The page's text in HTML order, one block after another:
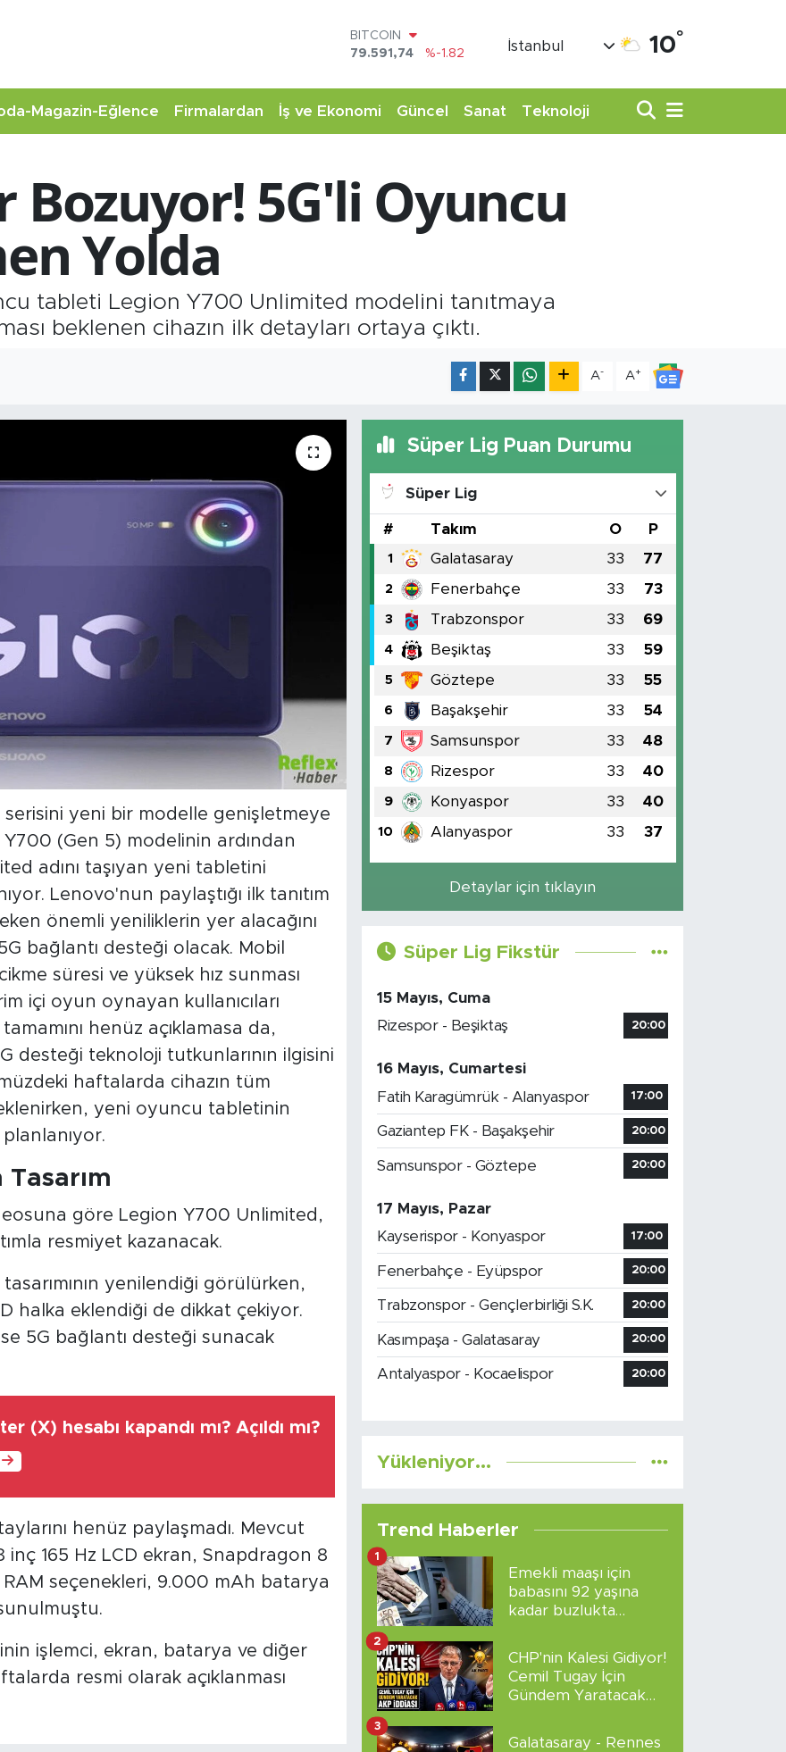
79.591,74
DOLAR
53,38690
%0.19
BİST100
14.598,00
%0
İstanbul 10°
Magazin-Eğlence Firmalardan İş ve Ekonomi Güncel Sanat Teknoloji
Bozuyor! 5G'li Oyuncu
Yolda
tableti Legion Y700 Unlimited modelini tanıtmaya
beklenen cihazın ilk detayları ortaya çıktı.
A- A+
yeni bir modelle genişletmeye
Y700 (Gen 5) modelinin ardından
adını taşıyan yeni tabletini
Lenovo'nun paylaştığı ilk tanıtım
önemli yeniliklerin yer alacağını
bağlantı desteği olacak. Mobil
süresi ve yüksek hız sunması
içi oyun oynayan kullanıcıları
henüz açıklamasa da,
desteği teknoloji tutkunlarının ilgisini
haftalarda cihazın tüm
yeni oyuncu tabletinin
göre Legion Y700 Unlimited,
resmiyet kazanacak.
yenilendiği görülürken,
halka eklendiği de dikkat çekiyor.
5G bağlantı desteği sunacak
(X) hesabı kapandı mı? Açıldı mı?
henüz paylaşmadı. Mevcut
165 Hz LCD ekran, Snapdragon 8
RAM seçenekleri, 9.000 mAh batarya
işlemci, ekran, batarya ve diğer
resmi olarak açıklanması
Süper Lig Puan Durumu
Süper Lig
# Takım O P
1 Galatasaray 33 77
2 Fenerbahçe 33 73
3 Trabzonspor 33 69
4 Beşiktaş 33 59
5 Göztepe 33 55
6 Başakşehir 33 54
7 Samsunspor 33 48
8 Rizespor 33 40
9 Konyaspor 33 40
10 Alanyaspor 33 37
Detaylar için tıklayın
Süper Lig Fikstür
15 Mayıs, Cuma
Rizespor - Beşiktaş
20:00
16 Mayıs, Cumartesi
Fatih Karagümrük - Alanyaspor
17:00
Gaziantep FK - Başakşehir 20:00
Samsunspor - Göztepe 20:00
17 Mayıs, Pazar
Kayserispor - Konyaspor
17:00
Fenerbahçe - Eyüpspor 20:00
Trabzonspor - Gençlerbirliği S.K. 20:00
Kasımpaşa - Galatasaray 20:00
Antalyaspor - Kocaelispor 20:00
Yükleniyor...
Trend Haberler
Emekli maaşı için
babasını 92 yaşına
kadar buzlukta
1
CHP'nin Kalesi Gidiyor!
Cemil Tugay İçin
Gündem Yaratacak
2
Galatasaray - Rennes
3